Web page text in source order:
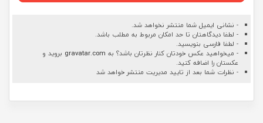
- نشانی ایمیل شما منتشر نخواهد شد.
- لطفا دیدگاهتان تا حد امکان مربوط به مطلب باشد.
- لطفا فارسی بنویسید.
- میخواهید عکس خودتان کنار نظرتان باشد؟ به gravatar.com بروید و
عکستان را اضافه کنید.
- نظرات شما بعد از تایید مدیریت منتشر خواهد شد